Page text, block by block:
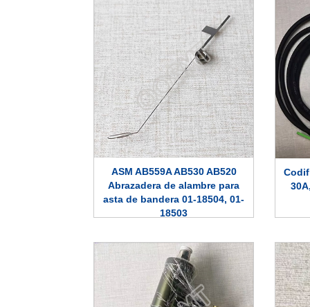
ASM AB559A AB530 AB520
Abrazadera de alambre para
asta de bandera 01-18504, 01-
18503